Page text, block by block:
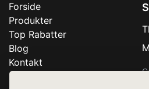
Forside
Produkter
Top Rabatter
Blog
Kontakt